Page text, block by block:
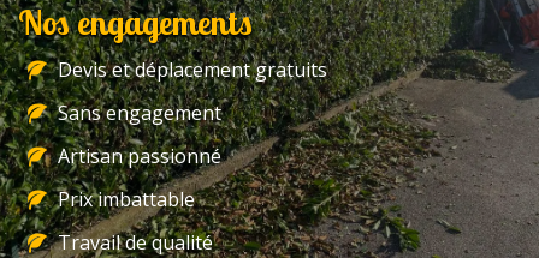
Nos engagements
Devis et déplacement gratuits
Sans engagement
Artisan passionné
Prix imbattable
Travail de qualité